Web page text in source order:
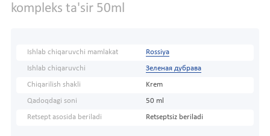
kompleks ta'sir 50ml
Ishlab chiqaruvchi mamlakat Rossiya
Ishlab chiqaruvchi Зеленая дубрава
Chiqarilish shakli Krem
Qadoqdagi soni 50 ml
Retsept asosida beriladi Retseptsiz beriladi